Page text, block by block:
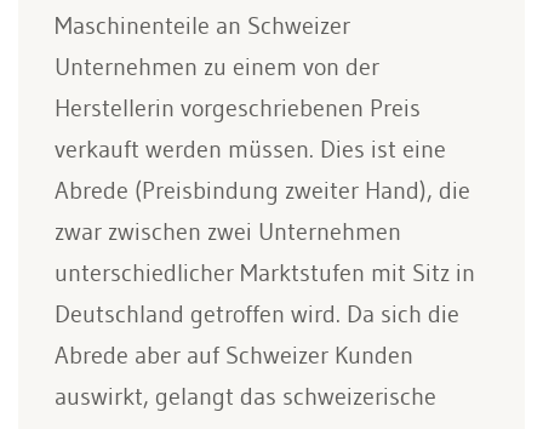
Maschinenteile an Schweizer
Unternehmen zu einem von der
Herstellerin vorgeschriebenen Preis
verkauft werden müssen. Dies ist eine
Abrede (Preisbindung zweiter Hand), die
zwar zwischen zwei Unternehmen
unterschiedlicher Marktstufen mit Sitz in
Deutschland getroffen wird. Da sich die
Abrede aber auf Schweizer Kunden
auswirkt, gelangt das schweizerische